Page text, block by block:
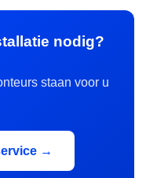
nodig?
staan voor u
→